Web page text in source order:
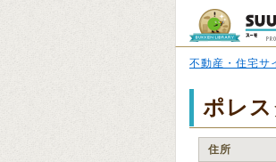
不動産・住宅サ
ポレ
住所